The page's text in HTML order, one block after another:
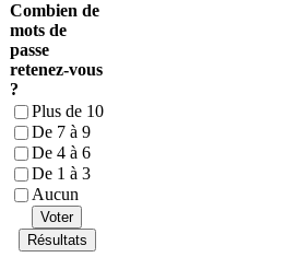
Combien de
mots de
passe
retenez-vous
?
Plus de 10
De 7 à 9
De 4 à 6
De 1 à 3
Aucun
Voter
Résultats